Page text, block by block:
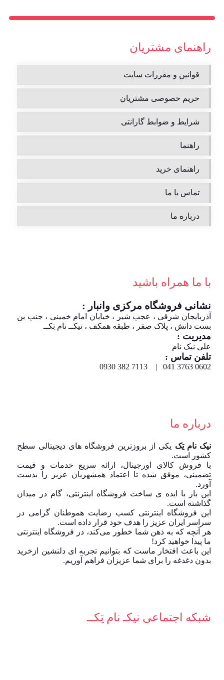
راهنمای مشتریان
قوانین و مقررات سایت
حریم خصوصی مشتریان
شرایط و ضوابط گارانتی
راهنما
راهنمای خرید
تماس با ما
درباره ما
با ما همراه باشید
نشانی فروشگاه مرکزی وانبار :
آذربایجان شرقی ، عجب شیر ، خیابان امام خمینی ، جنب بن
بست دانش ، پلاک صفر ، طبقه همکف ، نیکــ نام تِکــ
مدیریت :
علی نیک نام
تلفن تماس :
0602 3763 041 | 7113 382 0930
درباره ما
نیک نام تِک یکی از بروزترین فروشگاه های دیجیتالی سطح
کشور است.
با فروش کالای اورجینال، ارائه سریع خدمات و قیمت
تضمینی، موفق شده تا اعتماد همشهریان عزیز را بدست
آورد.
این بار با ایده ی ساخت فروشگاه اینترنتی، گام در میدان
گذاشته است.
این فروشگاه اینترنتی کسب رضایت هموطنان گرامی در
سراسر ایران عزیز را هدف خود قرار داده است.
هر آنچه که به ذهن شما خطور می‌کند، در فروشگاه اینترنتی
ما پیدا خواهید کرد!
این باعث افتخار ماست که بتوانیم تجربه ای دلنشین ازخرید
بدون دغدغه را برای شما عزیزان فراهم آوریم.
شبکه‌ اجتماعی نیکـ نام تِکــ